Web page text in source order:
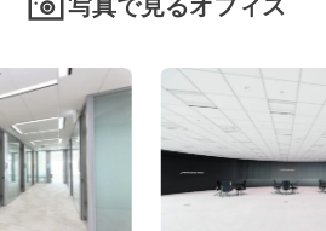
写真で見るオフィス